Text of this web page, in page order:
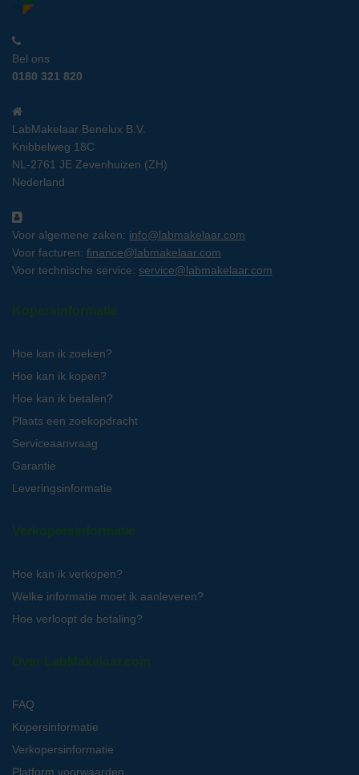
Bel ons
0180 321 820
LabMakelaar Benelux B.V.
Knibbelweg 18C
NL-2761 JE Zevenhuizen (ZH)
Nederland
Voor algemene zaken: info@labmakelaar.com
Voor facturen: finance@labmakelaar.com
Voor technische service: service@labmakelaar.com
Kopersinformatie
Hoe kan ik zoeken?
Hoe kan ik kopen?
Hoe kan ik betalen?
Plaats een zoekopdracht
Serviceaanvraag
Garantie
Leveringsinformatie
Verkopersinformatie
Hoe kan ik verkopen?
Welke informatie moet ik aanleveren?
Hoe verloopt de betaling?
Over LabMakelaar.com
FAQ
Kopersinformatie
Verkopersinformatie
Platform voorwaarden